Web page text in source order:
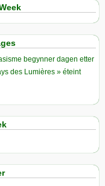
begynner dagen etter
des Lumières » éteint